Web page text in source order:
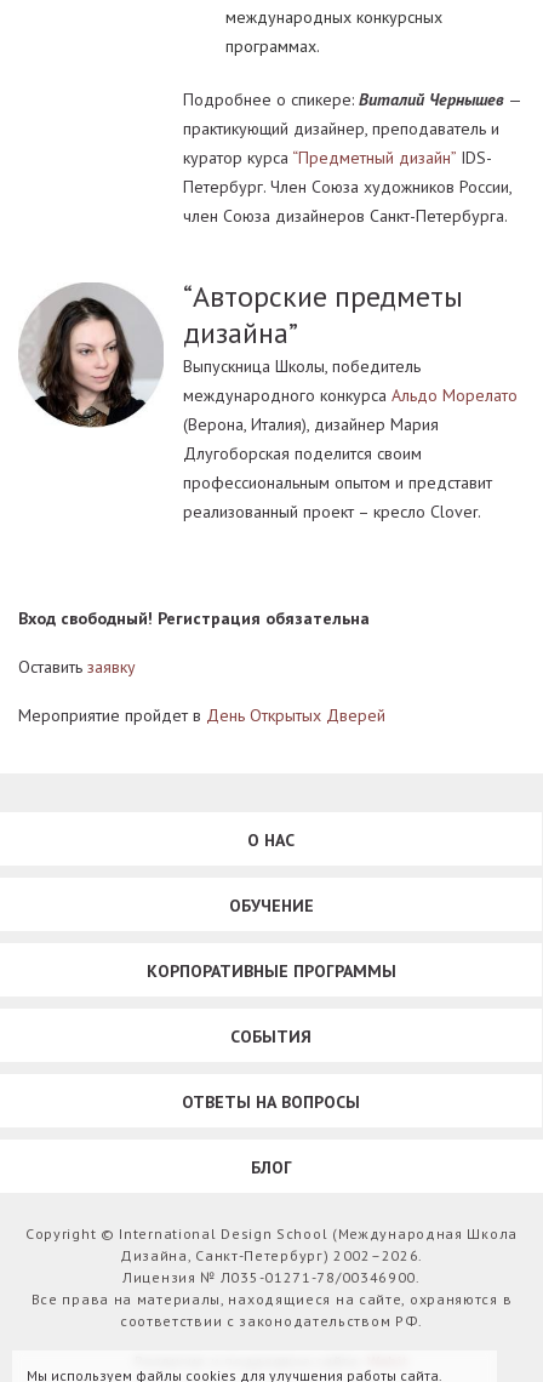
международных конкурсных
программах.
Подробнее о спикере: Виталий Чернышев —
практикующий дизайнер, преподаватель и
куратор курса “Предметный дизайн” IDS-
Петербург. Член Союза художников России,
член Союза дизайнеров Санкт-Петербурга.
“Авторские предметы
дизайна”
Выпускница Школы, победитель
международного конкурса Альдо Морелато
(Верона, Италия), дизайнер Мария
Длугоборская поделится своим
профессиональным опытом и представит
реализованный проект – кресло Clover.
Вход свободный! Регистрация обязательна
Оставить заявку
Мероприятие пройдет в День Открытых Дверей
О НАС
ОБУЧЕНИЕ
КОРПОРАТИВНЫЕ ПРОГРАММЫ
СОБЫТИЯ
ОТВЕТЫ НА ВОПРОСЫ
БЛОГ
Copyright © International Design School (Международная Школа
Дизайна, Санкт-Петербург) 2002–2026.
Лицензия № Л035-01271-78/00346900.
Все права на материалы, находящиеся на сайте, охраняются в
соответствии с законодательством РФ.
Мы используем файлы cookies для улучшения работы сайта.